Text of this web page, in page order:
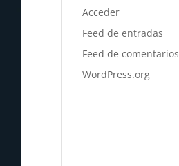
Acceder
Feed de entradas
Feed de comentarios
WordPress.org